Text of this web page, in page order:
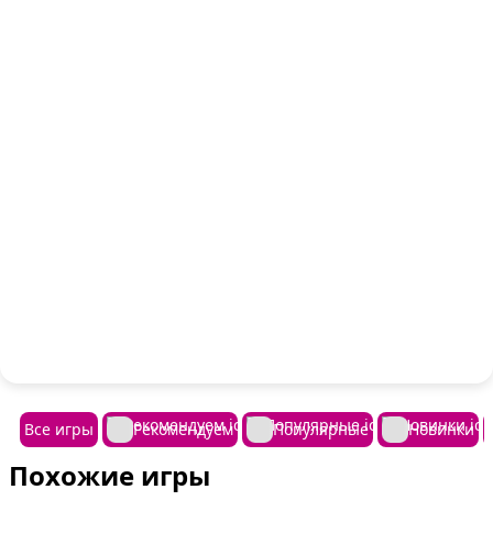
Все игры Рекомендуем Популярные Новинки
Похожие игры